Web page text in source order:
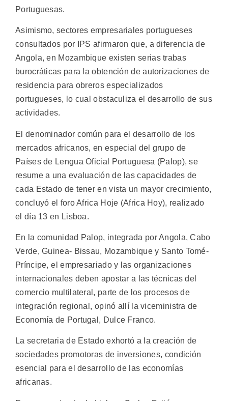
Portuguesas.
Asimismo, sectores empresariales portugueses
consultados por IPS afirmaron que, a diferencia de
Angola, en Mozambique existen serias trabas
burocráticas para la obtención de autorizaciones de
residencia para obreros especializados
portugueses, lo cual obstaculiza el desarrollo de sus
actividades.
El denominador común para el desarrollo de los
mercados africanos, en especial del grupo de
Países de Lengua Oficial Portuguesa (Palop), se
resume a una evaluación de las capacidades de
cada Estado de tener en vista un mayor crecimiento,
concluyó el foro Africa Hoje (Africa Hoy), realizado
el día 13 en Lisboa.
En la comunidad Palop, integrada por Angola, Cabo
Verde, Guinea- Bissau, Mozambique y Santo Tomé-
Príncipe, el empresariado y las organizaciones
internacionales deben apostar a las técnicas del
comercio multilateral, parte de los procesos de
integración regional, opinó allí la viceministra de
Economía de Portugal, Dulce Franco.
La secretaria de Estado exhortó a la creación de
sociedades promotoras de inversiones, condición
esencial para el desarrollo de las economías
africanas.